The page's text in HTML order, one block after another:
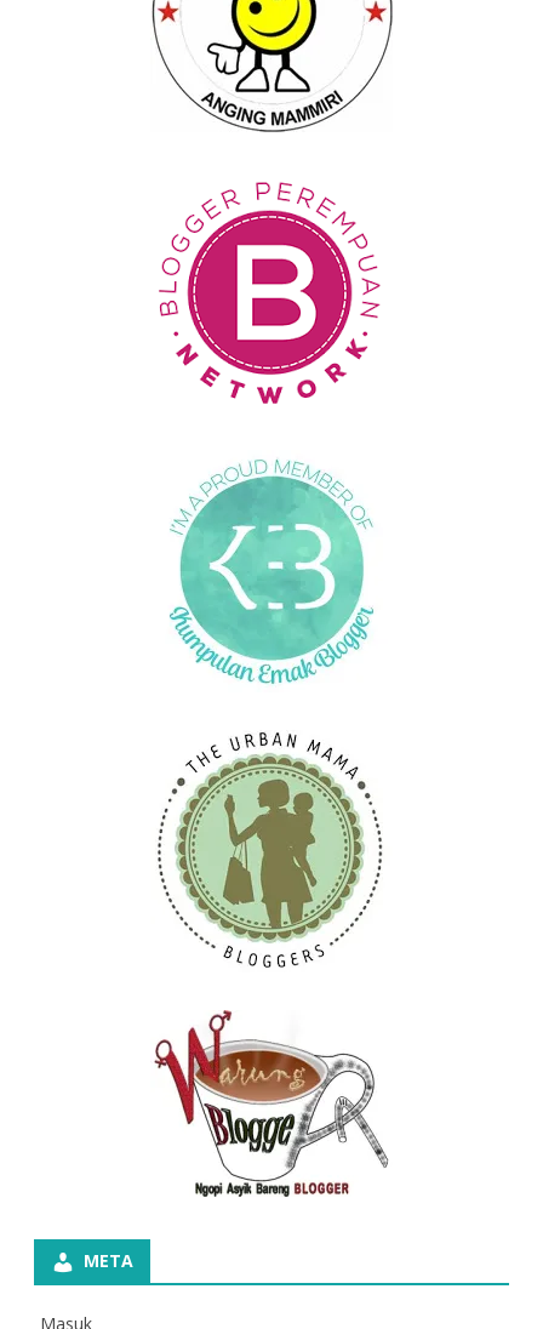
META
Masuk